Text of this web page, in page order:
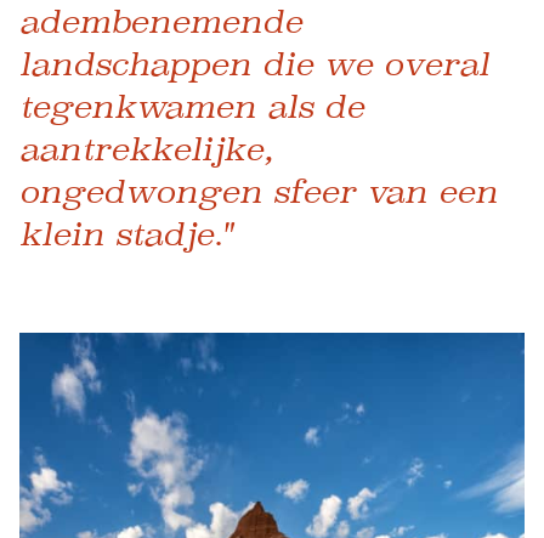
adembenemende
landschappen die we overal
tegenkwamen als de
aantrekkelijke,
ongedwongen sfeer van een
klein stadje."